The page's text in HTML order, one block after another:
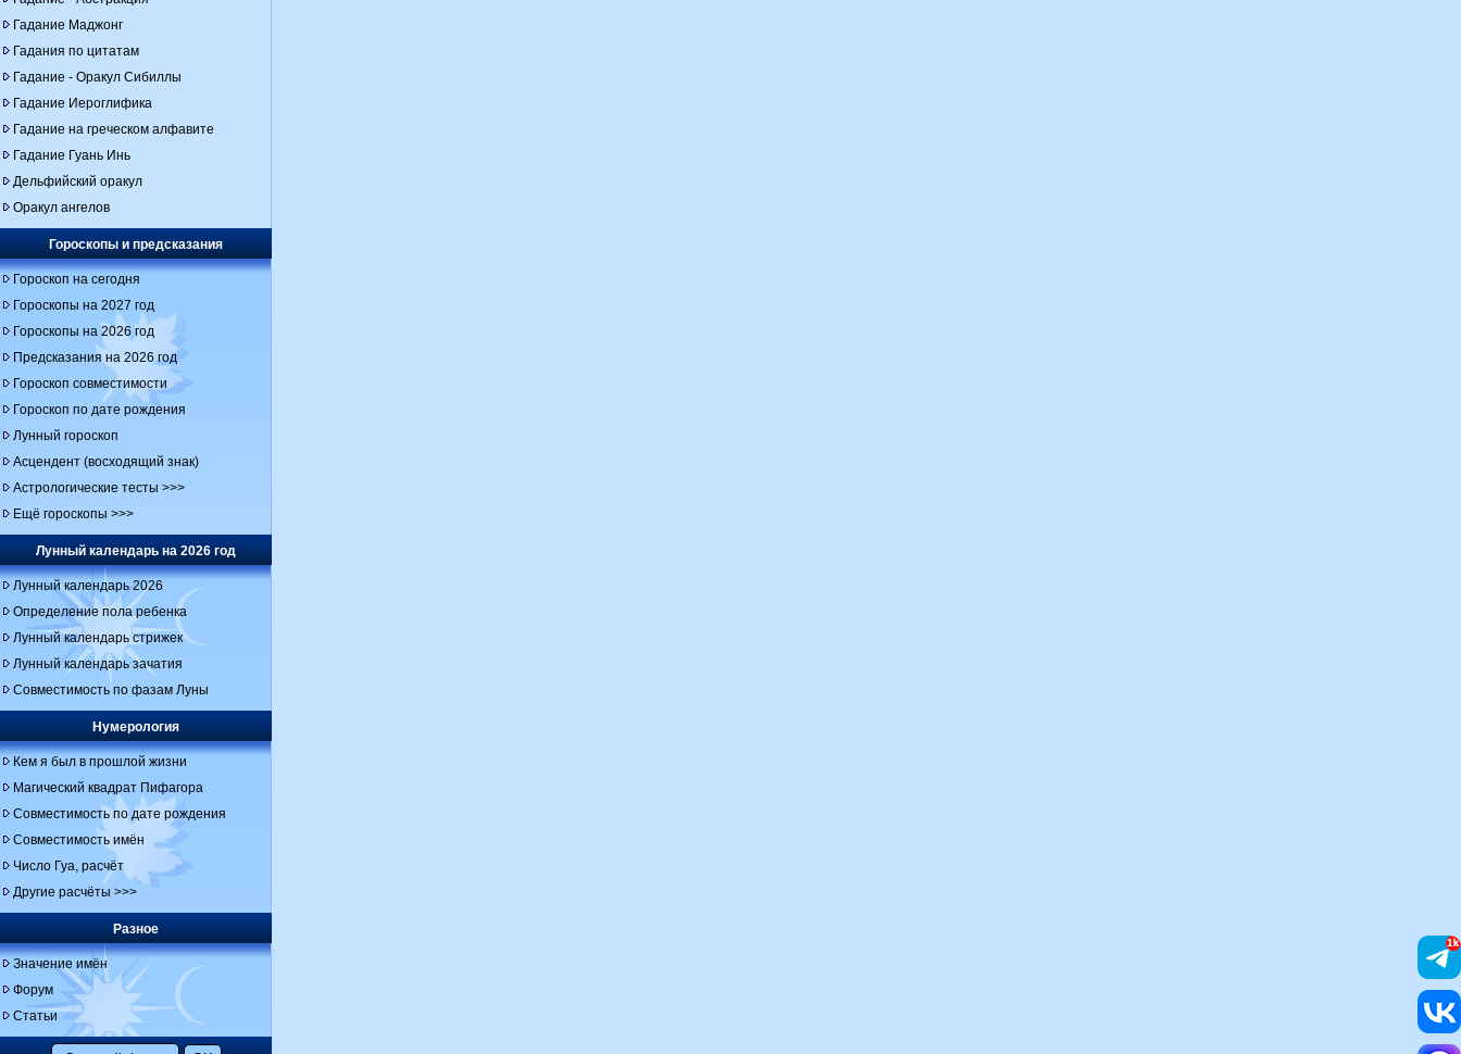
Гадание Маджонг
Гадания по цитатам
Гадание - Оракул Сибиллы
Гадание Иероглифика
Гадание на греческом алфавите
Гадание Гуань Инь
Дельфийский оракул
Оракул ангелов
Гороскопы и предсказания
Гороскоп на сегодня
Гороскопы на 2027 год
Гороскопы на 2026 год
Предсказания на 2026 год
Гороскоп совместимости
Гороскоп по дате рождения
Лунный гороскоп
Асцендент (восходящий знак)
Астрологические тесты >>>
Ещё гороскопы >>>
Лунный календарь на 2026 год
Лунный календарь 2026
Определение пола ребенка
Лунный календарь стрижек
Лунный календарь зачатия
Совместимость по фазам Луны
Нумерология
Кем я был в прошлой жизни
Магический квадрат Пифагора
Совместимость по дате рождения
Совместимость имён
Число Гуа, расчёт
Другие расчёты >>>
Разное
Значение имён
Форум
Статьи